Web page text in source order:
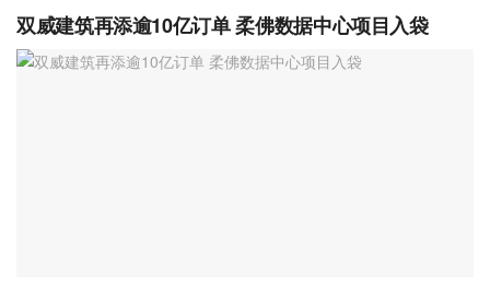
双威建筑再添逾10亿订单 柔佛数据中心项目入袋